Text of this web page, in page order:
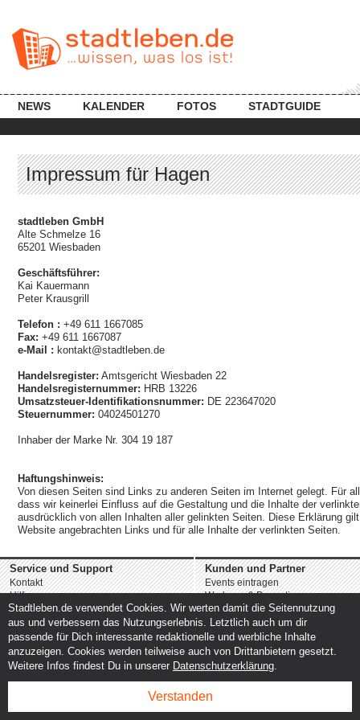
NEWS KALENDER FOTOS STADTGUIDE
Impressum für Hagen
stadtleben GmbH
Alte Schmelze 16
65201 Wiesbaden
Geschäftsführer:
Kai Kauermann
Peter Krausgrill
Telefon : +49 611 1667085
Fax: +49 611 1667087
e-Mail : kontakt@stadtleben.de
Handelsregister: Amtsgericht Wiesbaden 22
Handelsregisternummer: HRB 13226
Umsatzsteuer-Identifikationsnummer: DE 223647020
Steuernummer: 04024501270
Inhaber der Marke Nr. 304 19 187
Haftungshinweis:
Von diesen Seiten sind Links zu anderen Seiten im Internet gelegt. Für
dass wir keinerlei Einfluss auf die Gestaltung und die Inhalte der
ausdrücklich von allen Inhalten aller gelinkten Seiten. Diese Erklärung
Website angebrachten Links und für alle Inhalte der verlinkten Seiten.
Service und Support
Kontakt
Hilfe
Instagram
Facebook
Kunden und Partner
Events eintragen
Werbung & Promotion
Eventplanung & Ausrichtung
Dienstleistungen
Stadtleben.de verwendet Cookies. Wir werten damit die Seitennutzung
aus und verbessern das Nutzungserlebnis. Letztlich auch um dir
passende für Dich interessante redaktionelle und werbliche Inhalte
anzuzeigen. Cookies werden teilweise auch von Drittanbietern gesetzt.
Weitere Infos findest Du in unserer Datenschutzerklärung.
Verstanden